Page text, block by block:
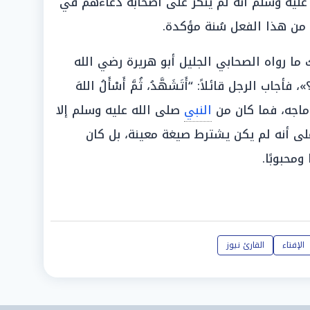
من هذا الفعل سُنة مؤكدة.
رواه الصحابي الجليل أبو هريرة رضي الله
فأجاب الرجل قائلاً: “أَتَشَهَّدُ، ثُمَّ أَسْأَلُ اللهَ
ماجه، فما كان من النبي صلى الله عليه وسلم إلا
أنه لم يكن يشترط صيغة معينة، بل كان
الإفتاء القارئ نيوز